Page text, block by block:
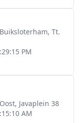
Tt.
PM
Javaplein 38
AM